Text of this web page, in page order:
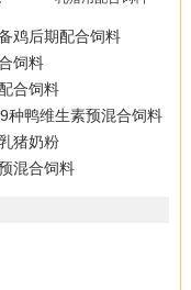
鸡后期配合饲料
饲料
合饲料
种鸭维生素预混合饲料
猪奶粉
混合饲料